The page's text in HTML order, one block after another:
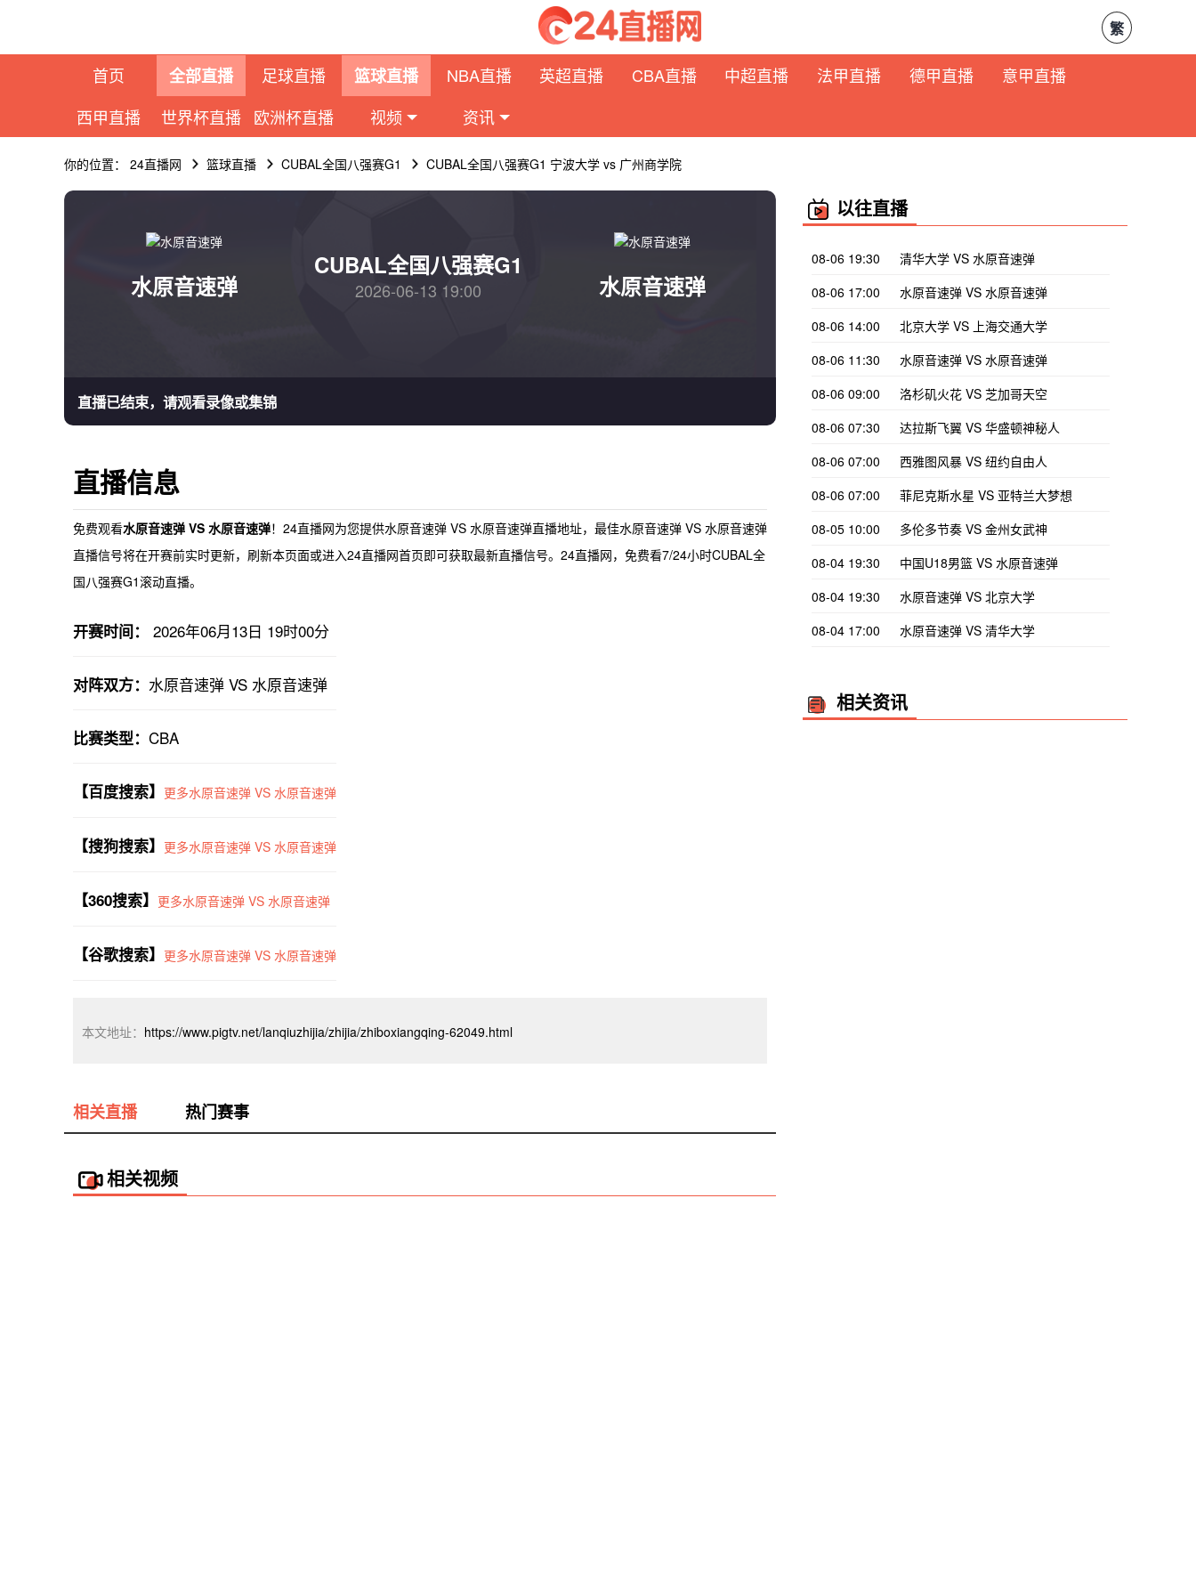
繁
首页 全部直播 足球直播 篮球直播 NBA直播 英超直播 CBA直播 中超直播 法甲直播 德甲直播
意甲直播
西甲直播
世界杯直播 欧洲杯直播 视频 资讯
你的位置： 24直播网 篮球直播 CUBAL全国八强赛G1 CUBAL全国八强赛G1 宁波大学 vs 广州商学院
水原音速弹
CUBAL全国八强赛G1
2026-06-13 19:00 水原音速弹
直播已结束，请观看录像或集锦
直播信息
免费观看水原音速弹 VS 水原音速弹！24直播网为您提供水原音速弹 VS 水原音速弹直播地址，最佳水原音速弹 VS 水原音速弹
直播信号将在开赛前实时更新，刷新本页面或进入24直播网首页即可获取最新直播信号。24直播网，免费看7/24小时CUBAL全
国八强赛G1滚动直播。
开赛时间： 2026年06月13日 19时00分
对阵双方： 水原音速弹 VS 水原音速弹
比赛类型： CBA
【百度搜索】 更多水原音速弹 VS 水原音速弹
【搜狗搜索】 更多水原音速弹 VS 水原音速弹
【360搜索】 更多水原音速弹 VS 水原音速弹
【谷歌搜索】 更多水原音速弹 VS 水原音速弹
本文地址： https://www.pigtv.net/lanqiuzhijia/zhijia/zhiboxiangqing-62049.html
相关直播 热门赛事
相关视频
以往直播
08-06 19:30
清华大学 VS 水原音速弹
08-06 17:00
水原音速弹 VS 水原音速弹
08-06 14:00
北京大学 VS 上海交通大学
08-06 11:30
水原音速弹 VS 水原音速弹
08-06 09:00
洛杉矶火花 VS 芝加哥天空
08-06 07:30
达拉斯飞翼 VS 华盛顿神秘人
08-06 07:00
西雅图风暴 VS 纽约自由人
08-06 07:00
菲尼克斯水星 VS 亚特兰大梦想
08-05 10:00
多伦多节奏 VS 金州女武神
08-04 19:30
中国U18男篮 VS 水原音速弹
08-04 19:30
水原音速弹 VS 北京大学
08-04 17:00
水原音速弹 VS 清华大学
相关资讯